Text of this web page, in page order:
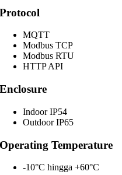
Protocol
MQTT
Modbus TCP
Modbus RTU
HTTP API
Enclosure
Indoor IP54
Outdoor IP65
Operating Temperature
-10°C hingga +60°C